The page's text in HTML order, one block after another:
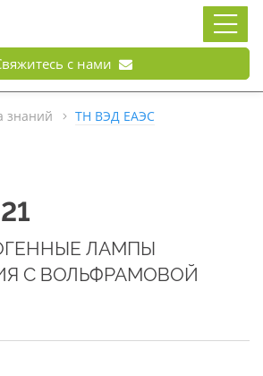
с нами
знаний
ТН ВЭД ЕАЭС
ЛАМПЫ
С ВОЛЬФРАМОВОЙ